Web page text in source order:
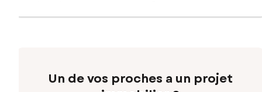
Un de vos proches a un projet